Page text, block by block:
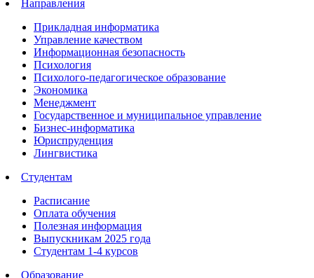
Направления
Прикладная информатика
Управление качеством
Информационная безопасность
Психология
Психолого-педагогическое образование
Экономика
Менеджмент
Государственное и муниципальное управление
Бизнес-информатика
Юриспруденция
Лингвистика
Студентам
Расписание
Оплата обучения
Полезная информация
Выпускникам 2025 года
Студентам 1-4 курсов
Образование